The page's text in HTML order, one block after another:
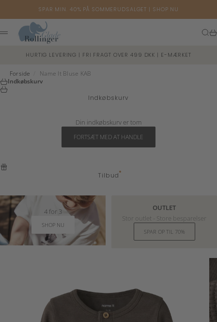
SPAR MIN. 40% PÅ SOMMERUDSALGET | SHOP NU
Glade Rollinger
Menu
Søg
HURTIG LEVERING | FRI FRAGT OVER 499 DKK | E-MÆRKET
Forside
Name It Bluse KAB
Indkøbskurv
Indkøbskurv
Din indkøbskurv er tom
FORTSÆT MED AT HANDLE
Tilbud
4 for 3
SHOP NU
OUTLET
Stor outlet - Store besparelser
SPAR OP TIL 70%